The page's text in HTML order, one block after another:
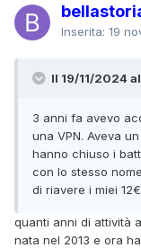
Inserita: 19
Il 19/11/2024
3 anni fa avevo
una VPN. Aveva
hanno chiuso i
con lo stesso
di riavere i miei
quanti anni di attività
nata nel 2013 e ora